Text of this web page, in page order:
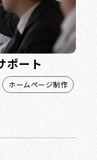
ポート
ホームページ制作